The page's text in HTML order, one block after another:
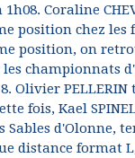
Coraline
position chez les
position, on
championnats
Olivier PELLERIN
fois, Kael
Sables d'Olonne,
distance format